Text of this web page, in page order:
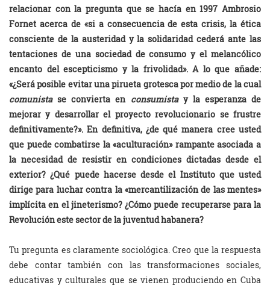
relacionar con la pregunta que se hacía en 1997 Ambrosio
Fornet acerca de «si a consecuencia de esta crisis, la ética
consciente de la austeridad y la solidaridad cederá ante las
tentaciones de una sociedad de consumo y el melancólico
encanto del escepticismo y la frivolidad». A lo que añade:
«¿Será posible evitar una pirueta grotesca por medio de la cual
comunistase convierta en consumistay la esperanza de
mejorar y desarrollar el proyecto revolucionario se frustre
definitivamente?». En definitiva, ¿de qué manera cree usted
que puede combatirse la «aculturación» rampante asociada a
la necesidad de resistir en condiciones dictadas desde el
exterior? ¿Qué puede hacerse desde el Instituto que usted
dirige para luchar contra la «mercantilización de las mentes»
implícita en el jineterismo? ¿Cómo puede recuperarse para la
Revolución este sector de la juventud habanera?
Tu pregunta es claramente sociológica. Creo que la respuesta
debe contar también con las transformaciones sociales,
educativas y culturales que se vienen produciendo en Cuba